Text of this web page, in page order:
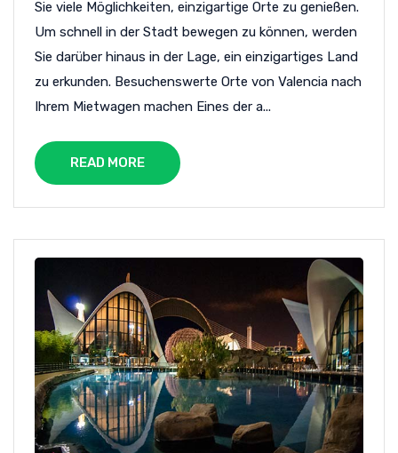
Sie viele Möglichkeiten, einzigartige Orte zu genießen.
Um schnell in der Stadt bewegen zu können, werden
Sie darüber hinaus in der Lage, ein einzigartiges Land
zu erkunden. Besuchenswerte Orte von Valencia nach
Ihrem Mietwagen machen Eines der a...
READ MORE